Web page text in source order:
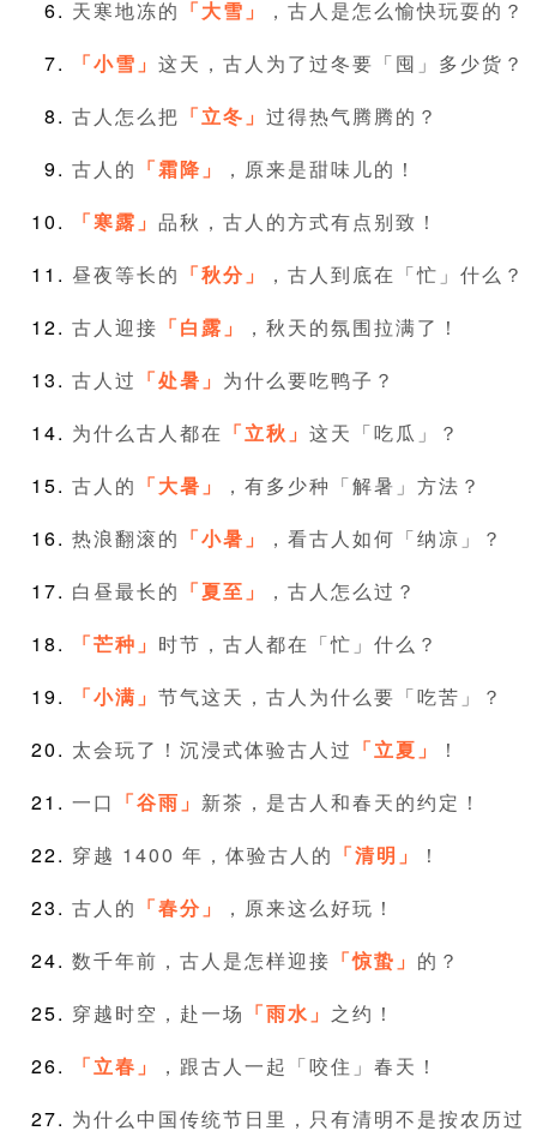
天寒地冻的 「大雪」
，古人是怎么愉快玩耍的？
「小雪」 这天，古人为了过冬要「囤」多少货？
古人怎么把 「立冬」 过得热气腾腾的？
古人的 「霜降」
，原来是甜味儿的！
「寒露」 品秋，古人的方式有点别致！
昼夜等长的 「秋分」
，古人到底在「忙」什么？
古人迎接 「白露」
，秋天的氛围拉满了！
古人过 「处暑」 为什么要吃鸭子？
为什么古人都在 「立秋」 这天「吃瓜」？
古人的 「大暑」
，有多少种「解暑」方法？
热浪翻滚的 「小暑」
，看古人如何「纳凉」？
白昼最长的 「夏至」
，古人怎么过？
「芒种」 时节，古人都在「忙」什么？
「小满」 节气这天，古人为什么要「吃苦」？
太会玩了！沉浸式体验古人过 「立夏」
！
一口 「谷雨」 新茶，是古人和春天的约定！
穿越 1400 年，体验古人的 「清明」
！
古人的 「春分」
，原来这么好玩！
数千年前，古人是怎样迎接 「惊蛰」 的？
穿越时空，赴一场 「雨水」 之约！
「立春」
，跟古人一起「咬住」春天！
为什么中国传统节日里，只有清明不是按农历过